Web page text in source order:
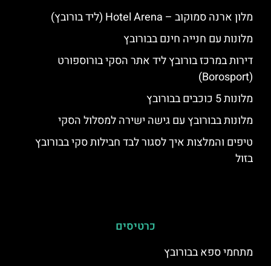
מלון ארנה סמוקוב – Hotel Arena (ליד בורובץ)
מלונות עם חנייה חינם בבורובץ
דירות במרכז בורובץ ליד אתר הסקי בורוספורט
(Borosport)
מלונות 5 כוכבים בבורובץ
מלונות בבורובץ עם גישה ישירה למסלול הסקי
טיפים והמלצות איך לסגור לבד חבילות סקי בבורובץ
בזול
כרטיסים
מתחמי ספא בבורובץ